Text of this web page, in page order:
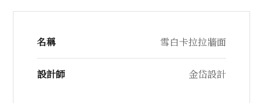
名稱 雪白卡拉拉牆面
設計師 金岱設計